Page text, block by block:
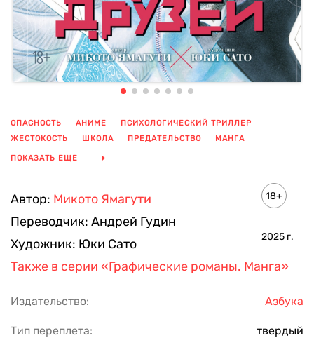
ОПАСНОСТЬ АНИМЕ
ПСИХОЛОГИЧЕСКИЙ ТРИЛЛЕР
ЖЕСТОКОСТЬ
ШКОЛА ПРЕДАТЕЛЬСТВО
МАНГА
ДРУЖБА
ПОКАЗАТЬ ЕЩЕ
Автор: Микото Ямагути
Переводчик: Андрей Гудин
Художник: Юки Сато
18+
2025 г.
Также в серии «Графические романы. Манга»
Издательство: Азбука
Тип переплета: твердый